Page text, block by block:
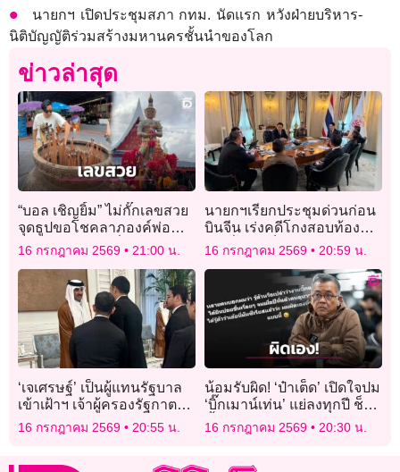
นายกฯ เปิดประชุมสภา กทม. นัดแรก หวังฝ่ายบริหาร-
นิติบัญญัติร่วมสร้างมหานครชั้นนำของโลก
ข่าวล่าสุด
“บอล เชิญยิ้ม” ไม่กั๊กเลขสวย
จุดธูปขอโชคลาภองค์พ่อ
ท้าวเวสสุวรรณที่วัดบางชัน
16 กรกฎาคม 2569 21:00 น.
นายกฯเรียกประชุมด่วนก่อน
บินจีน เร่งคดีโกงสอบท้องถิ่น
-รุกที่ดินภูเก็ต
16 กรกฎาคม 2569 20:59 น.
‘เจเศรษฐ์’ เป็นผู้แทนรัฐบาล
เข้าเฝ้าฯ เจ้าผู้ครองรัฐกาตาร์
ร่วมถวายอาลัยอดีตเจ้าผู้
ครองรัฐกาตาร์
16 กรกฎาคม 2569 20:55 น.
น้อมรับผิด! ‘ป๋าเต็ด’ เปิดใจปม
‘บิ๊กเมาน์เท่น’ แย่ลงทุกปี ช็อก
ซ้ำปีล่าสุดคนดูวูบหายไปกว่า
16 กรกฎาคม 2569 20:30 น.